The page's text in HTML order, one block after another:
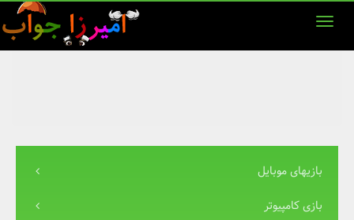
بازیهای موبایل
بازی کامپیوتر